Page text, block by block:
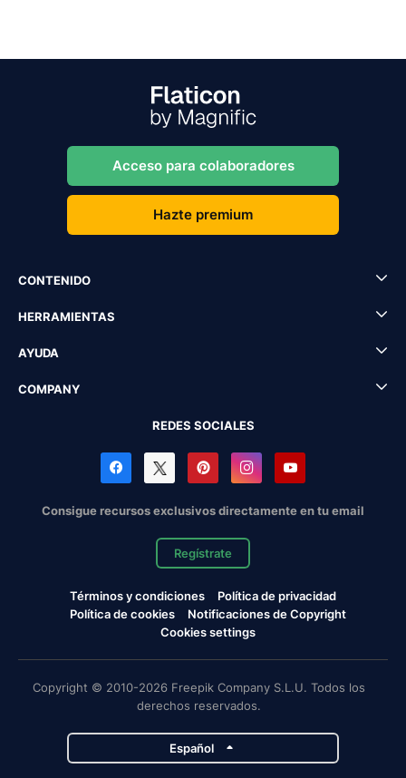
Acceso para colaboradores
Hazte premium
CONTENIDO
HERRAMIENTAS
AYUDA
COMPANY
REDES SOCIALES
Consigue recursos exclusivos directamente en tu email
Regístrate
Términos y condiciones
Política de privacidad
Política de cookies
Notificaciones de Copyright
Cookies settings
Copyright © 2010-2026 Freepik Company S.L.U. Todos los
derechos reservados.
Español